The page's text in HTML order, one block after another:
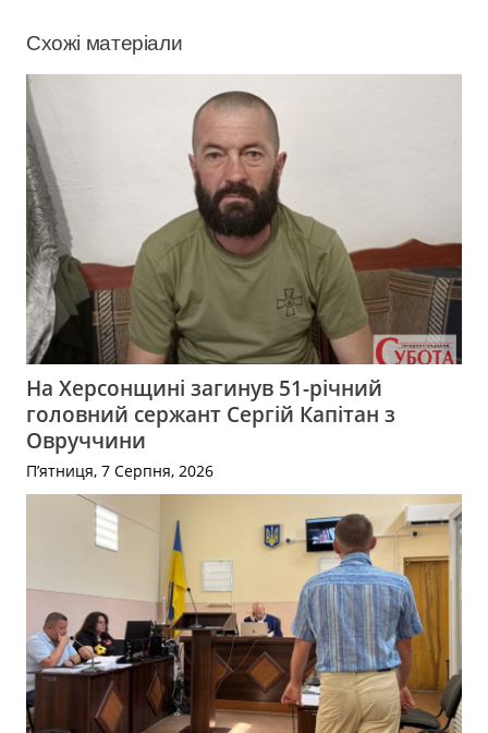
Схожі матеріали
На Херсонщині загинув 51-річний
головний сержант Сергій Капітан з
Овруччини
П’ятниця, 7 Серпня, 2026